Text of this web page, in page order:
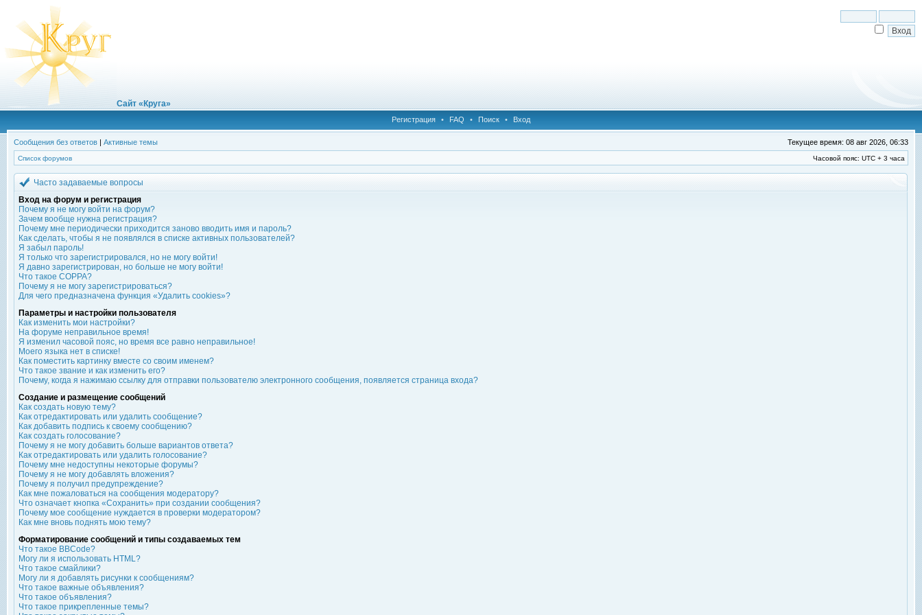
Сайт «Круга»
Регистрация • FAQ • Поиск • Вход
Сообщения без ответов | Активные темы Текущее время: 08 авг 2026, 06:33
Список форумов Часовой пояс: UTC + 3 часа
Часто задаваемые вопросы
Вход на форум и регистрация
Почему я не могу войти на форум?
Зачем вообще нужна регистрация?
Почему мне периодически приходится заново вводить имя и пароль?
Как сделать, чтобы я не появлялся в списке активных пользователей?
Я забыл пароль!
Я только что зарегистрировался, но не могу войти!
Я давно зарегистрирован, но больше не могу войти!
Что такое COPPA?
Почему я не могу зарегистрироваться?
Для чего предназначена функция «Удалить cookies»?
Параметры и настройки пользователя
Как изменить мои настройки?
На форуме неправильное время!
Я изменил часовой пояс, но время все равно неправильное!
Моего языка нет в списке!
Как поместить картинку вместе со своим именем?
Что такое звание и как изменить его?
Почему, когда я нажимаю ссылку для отправки пользователю электронного сообщения, появляется страница входа?
Создание и размещение сообщений
Как создать новую тему?
Как отредактировать или удалить сообщение?
Как добавить подпись к своему сообщению?
Как создать голосование?
Почему я не могу добавить больше вариантов ответа?
Как отредактировать или удалить голосование?
Почему мне недоступны некоторые форумы?
Почему я не могу добавлять вложения?
Почему я получил предупреждение?
Как мне пожаловаться на сообщения модератору?
Что означает кнопка «Сохранить» при создании сообщения?
Почему мое сообщение нуждается в проверки модератором?
Как мне вновь поднять мою тему?
Форматирование сообщений и типы создаваемых тем
Что такое BBCode?
Могу ли я использовать HTML?
Что такое смайлики?
Могу ли я добавлять рисунки к сообщениям?
Что такое важные объявления?
Что такое объявления?
Что такое прикрепленные темы?